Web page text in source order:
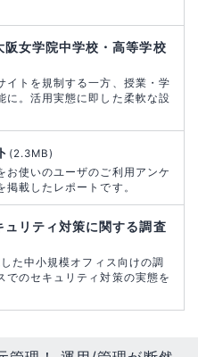
女学院中学校・高等学校
イトを規制する一方、授業・学
に。活用実態に即した柔軟な設
(2.3MB)
お使いのユーザのご利用アンケ
載したレポートです。
リティ対策に関する調査
た中小規模オフィス向けの調
でのセキュリティ対策の実態を